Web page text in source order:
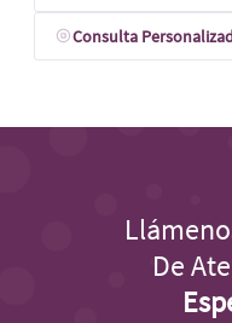
Consulta
De